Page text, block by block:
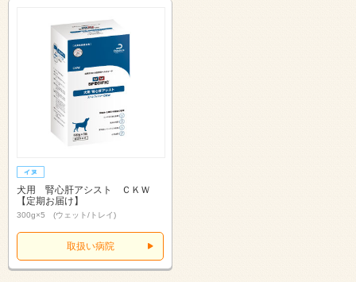
犬用 腎心肝アシスト ＣＫＷ
【定期お届け】
300g×5 (ウェット/トレイ)
取扱い病院